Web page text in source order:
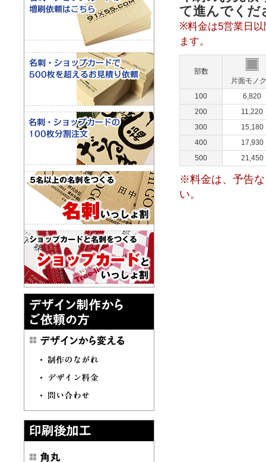
て進んでくだ
※料金は5営業日
ます。
部数
片面モノ
100
6,820
200
11,220
300
15,180
400
17,930
500
21,450
※料金は、予告な
い。